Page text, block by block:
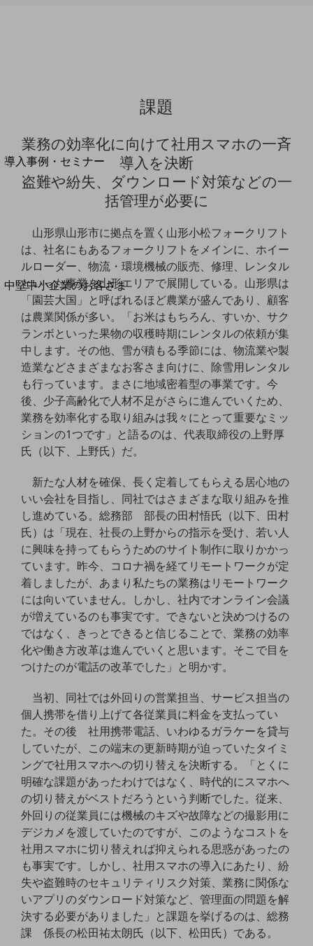
別ウィンドウで開きます
サービスをご利用中のお客さま
導入事例・セミナー
導入事例TOP
最新の導入事例や注目の導入事例をご紹介します
開催・出展する各種セミナー、イベント情報をご紹介します
別ウィンドウで開きます
中堅中小企業のお客さま
NTTドコモビジネスウォッチ
ビジネスお役立ち情報
旬な話題やお役立ち資料などDXの課題を
解決するヒントをお届けする記事サイト
新着記事
お役立ち資料ダウンロード
トレンド記事特集
IT用語集
中堅中小企業向け
サービス・ソリューション
中堅中小企業のビジネスをサポート！
お悩みから見つける
お悩みから見つけるTOP
ネットワーク
モバイル・音声
バックオフィス
リモート・ハイブリッドワーク
セキュリティ
その他のお悩みはこちら
業界から見つける
業界から見つけるTOP
製造業
小売・卸売業
運輸業
建設業
地域産業
その他の業界はこちら
ゲーム感覚で見つける
ビジネスお悩み診断
NTTドコモビジネス
オンラインショップ
モバイル・ICTサービスをオンラインで
相談・申し込みができるバーチャルショップ
課題
業務の効率化に向けて社用スマホの一斉
導入を決断
盗難や紛失、ダウンロード対策などの一
括管理が必要に
山形県山形市に拠点を置く山形小松フォークリフト
は、社名にもあるフォークリフトをメインに、ホイー
ルローダー、物流・環境機械の販売、修理、レンタル
といった事業を山形エリアで展開している。山形県は
「園芸大国」と呼ばれるほど農業が盛んであり、顧客
は農業関係が多い。「お米はもちろん、すいか、サク
ランボといった果物の収穫時期にレンタルの依頼が集
中します。その他、雪が積もる季節には、物流業や製
造業などさまざまなお客さま向けに、除雪用レンタル
も行っています。まさに地域密着型の事業です。今
後、少子高齢化で人材不足がさらに進んでいくため、
業務を効率化する取り組みは我々にとって重要なミッ
ションの1つです」と語るのは、代表取締役の上野厚
氏（以下、上野氏）だ。
新たな人材を確保、長く定着してもらえる居心地の
いい会社を目指し、同社ではさまざまな取り組みを推
し進めている。総務部 部長の田村悟氏（以下、田村
氏）は「現在、社長の上野からの指示を受け、若い人
に興味を持ってもらうためのサイト制作に取りかかっ
ています。昨今、コロナ禍を経てリモートワークが定
着しましたが、あまり私たちの業務はリモートワーク
には向いていません。しかし、社内でオンライン会議
が増えているのも事実です。できないと決めつけるの
ではなく、きっとできると信じることで、業務の効率
化や働き方改革は進んでいくと思います。そこで目を
つけたのが電話の改革でした」と明かす。
当初、同社では外回りの営業担当、サービス担当の
個人携帯を借り上げて各従業員に料金を支払ってい
た。その後 社用携帯電話、いわゆるガラケーを貸与
していたが、この端末の更新時期が迫っていたタイミ
ングで社用スマホへの切り替えを決断する。「とくに
明確な課題があったわけではなく、時代的にスマホへ
の切り替えがベストだろうという判断でした。従来、
外回りの従業員には機械のキズや故障などの撮影用に
デジカメを渡していたのですが、このようなコストを
社用スマホに切り替えれば抑えられる思惑があったの
も事実です。しかし、社用スマホの導入にあたり、紛
失や盗難時のセキュリティリスク対策、業務に関係な
いアプリのダウンロード対策など、管理面の問題を解
決する必要がありました」と課題を挙げるのは、総務
課 係長の松田祐太朗氏（以下、松田氏）である。